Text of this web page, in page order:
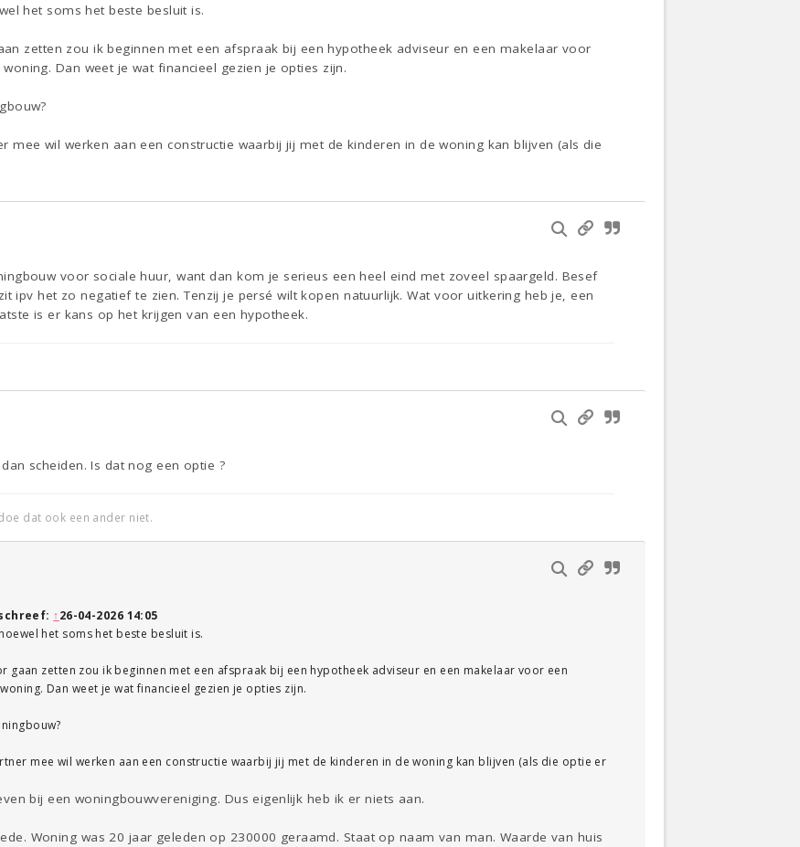
het soms het beste besluit is.
zetten zou ik beginnen met een afspraak bij een hypotheek adviseur en een makelaar voor
Dan weet je wat financieel gezien je opties zijn.
mee wil werken aan een constructie waarbij jij met de kinderen in de woning kan blijven (als die
voor sociale huur, want dan kom je serieus een heel eind met zoveel spaargeld. Besef
ipv het zo negatief te zien. Tenzij je persé wilt kopen natuurlijk. Wat voor uitkering heb je, een
is er kans op het krijgen van een hypotheek.
scheiden. Is dat nog een optie ?
dat ook een ander niet.
↑26-04-2026 14:05
het soms het beste besluit is.
gaan zetten zou ik beginnen met een afspraak bij een hypotheek adviseur en een makelaar voor een
Dan weet je wat financieel gezien je opties zijn.
mee wil werken aan een constructie waarbij jij met de kinderen in de woning kan blijven (als die optie er
bij een woningbouwvereniging. Dus eigenlijk heb ik er niets aan.
Woning was 20 jaar geleden op 230000 geraamd. Staat op naam van man. Waarde van huis